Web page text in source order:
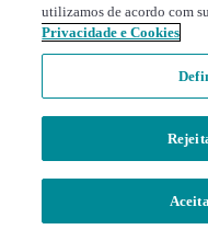
utilizamos de acordo com
Privacidade e Cookies